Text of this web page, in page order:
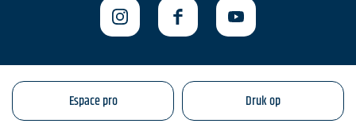
Espace pro Druk op